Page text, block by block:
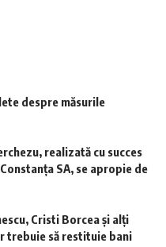
despre măsurile
realizată cu succes
SA, se apropie de
Cristi Borcea și alți
trebuie să restituie bani